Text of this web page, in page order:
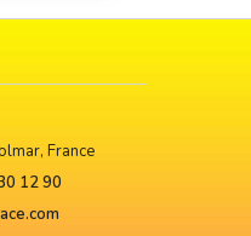
France
12 90